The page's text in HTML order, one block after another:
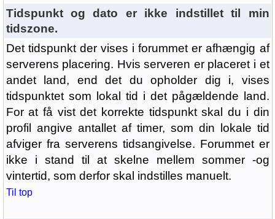
Tidspunkt og dato er ikke indstillet til min
tidszone.
Det tidspunkt der vises i forummet er afhængig af
serverens placering. Hvis serveren er placeret i et
andet land, end det du opholder dig i, vises
tidspunktet som lokal tid i det pågældende land.
For at få vist det korrekte tidspunkt skal du i din
profil angive antallet af timer, som din lokale tid
afviger fra serverens tidsangivelse. Forummet er
ikke i stand til at skelne mellem sommer -og
vintertid, som derfor skal indstilles manuelt.
Til top